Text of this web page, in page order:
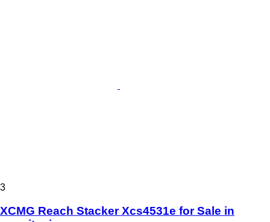
3
XCMG Reach Stacker Xcs4531e for Sale in